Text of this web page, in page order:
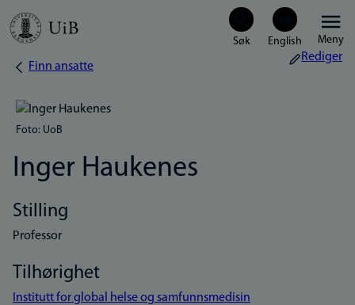
Hopp
Meny
Navigasjonssti
Finn ansatte
Rediger
Foto: UoB
Inger Haukenes
Stilling
Professor
Tilhørighet
Institutt for global helse og samfunnsmedisin